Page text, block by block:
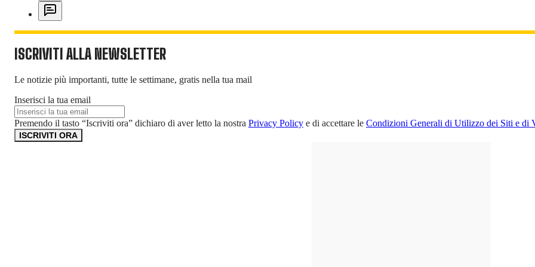
ISCRIVITI ALLA NEWSLETTER
Le notizie più importanti, tutte le settimane, gratis nella tua mail
Inserisci la tua email
Premendo il tasto “Iscriviti ora” dichiaro di aver letto la nostra Privacy Policy e di accettare le Condizioni Generali di Utilizzo dei Siti e di
ISCRIVITI ORA